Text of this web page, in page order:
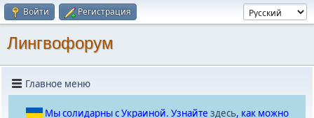
Войти Регистрация
Лингвофорум
Главное меню
Мы солидарны с Украиной. Узнайте здесь, как можно